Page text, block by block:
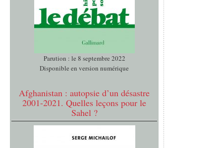
Parution : le 8 septembre 2022
Disponible en version numérique
Afghanistan : autopsie d’un désastre
2001-2021. Quelles leçons pour le
Sahel ?